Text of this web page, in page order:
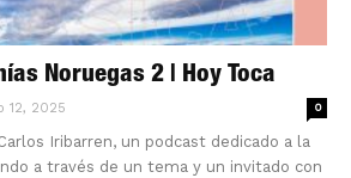
Noruegas 2 | Hoy Toca
12, 2025 0
Iribarren, un podcast dedicado a la
a través de un tema y un invitado con